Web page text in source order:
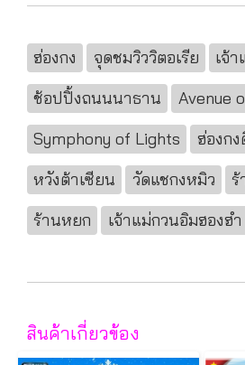
ฮ่องกง จุดชมวิววิตอเรีย
เจ้
ช้อปปิ้งถนนนาธาน
Avenue
Symphony of Lights
ฮ่องก
หวังต้าเซียน
วัดแชกงหมิว
ร้
ร้านหยก
เจ้าแม่กวนอิมฮองฮำ
สินค้าเกี่ยวข้อง